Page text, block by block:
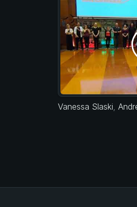
Vanessa Slaski,